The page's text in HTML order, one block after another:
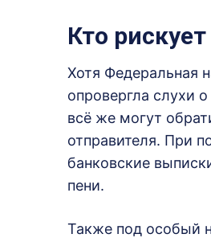
Кто
Хотя Федеральная
опровергла слухи
всё же могут
отправителя. При
банковские
пени.
Также под особый